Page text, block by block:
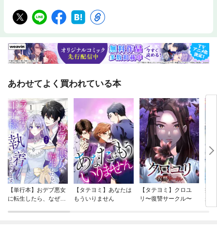
あわせてよく買われている本
【単行本】おデブ悪女
に転生したら、なぜか
【タテヨミ】あなたは
もういりません
【タテヨミ】クロユ
リ〜復讐サークル〜
病
が
ぎ